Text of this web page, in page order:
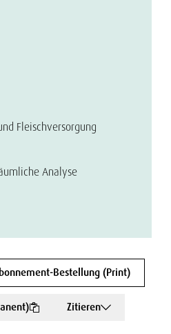
Fleischversorgung
Analyse
Bestellung (Print)
Zitieren